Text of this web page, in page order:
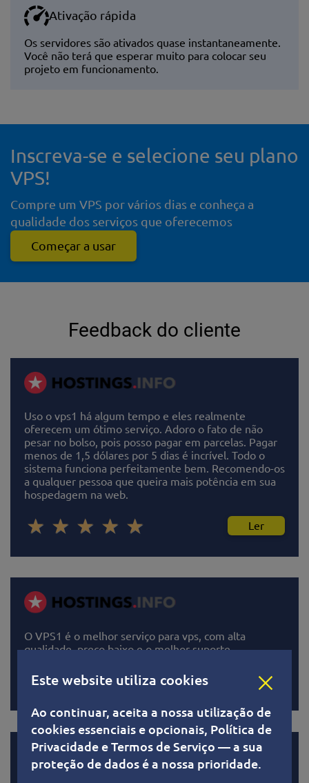
Ativação rápida
Os servidores são ativados quase instantaneamente.
Você não terá que esperar muito para colocar seu
projeto em funcionamento.
Inscreva-se e selecione seu plano
VPS!
Compre um VPS por vários dias e conheça a
qualidade dos serviços que oferecemos
Começar a usar
Feedback do cliente
Uso o vps1 há algum tempo e eles realmente
oferecem um ótimo serviço. Adoro o fato de não
pesar no bolso, pois posso pagar em parcelas. Pagar
menos de 1,5 dólares por 5 dias é incrível. Todo o
sistema funciona perfeitamente bem. Recomendo-os
a qualquer pessoa que queira mais potência em sua
hospedagem na web.
Ler
O VPS1 é o melhor serviço para vps, com alta
qualidade, preço baixo e o melhor suporte.
Ler
Este website utiliza cookies
Ao continuar, aceita a nossa utilização de
cookies essenciais e opcionais, Política de
Privacidade e Termos de Serviço — a sua
proteção de dados é a nossa prioridade.